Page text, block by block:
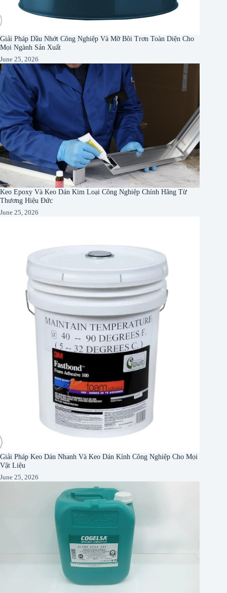
Giải Pháp Dầu Nhớt Công Nghiệp Và Mỡ Bôi Trơn Toàn Diện Cho
Mọi Ngành Sản Xuất
June 25, 2026
Keo Epoxy Và Keo Dán Kim Loại Công Nghiệp Chính Hãng Từ
Thương Hiệu Đức
June 25, 2026
Giải Pháp Keo Dán Nhanh Và Keo Dán Kính Công Nghiệp Cho Mọi
Vật Liệu
June 25, 2026